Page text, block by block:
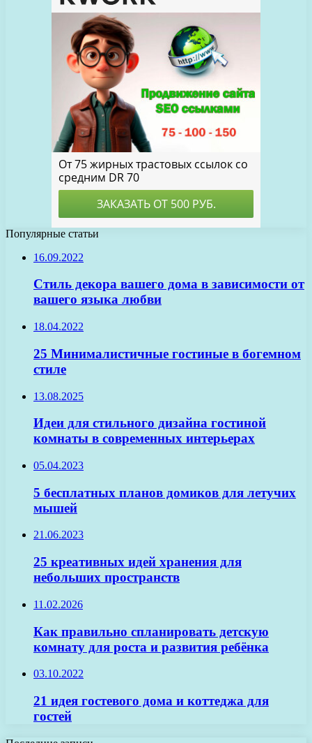
Популярные статьи
16.09.2022
Стиль декора вашего дома в зависимости от
вашего языка любви
18.04.2022
25 Минималистичные гостиные в богемном
стиле
13.08.2025
Идеи для стильного дизайна гостиной
комнаты в современных интерьерах
05.04.2023
5 бесплатных планов домиков для летучих
мышей
21.06.2023
25 креативных идей хранения для
небольших пространств
11.02.2026
Как правильно спланировать детскую
комнату для роста и развития ребёнка
03.10.2022
21 идея гостевого дома и коттеджа для
гостей